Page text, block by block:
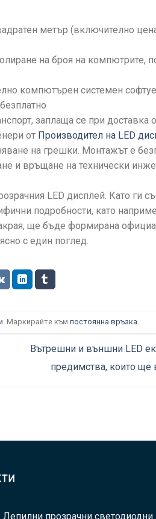
метър (включително
на броя на компютрите,
компютърен системен
заплаща се при доставка
от Производител на LED
на грешки. Монтажът е
и връщане на технически
LED дисплей. Като ги
подробности, като
ще бъде формирана
с един поглед.
. Маркирайте към постоянна връзка.
Вътрешни и външни LED
предимства, които ще
Лепилни прозрачни светодиодни